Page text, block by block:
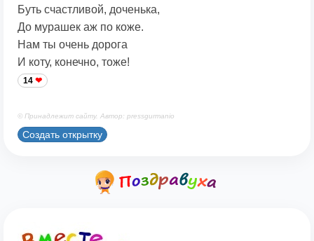
Буть счастливой, доченька,
До мурашек аж по коже.
Нам ты очень дорога
И коту, конечно, тоже!
14
© Принадлежит сайту. Автор: pressgurmanio
Создать открытку